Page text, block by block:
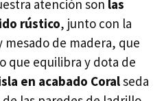
atención son las
rústico, junto con la
mesado de madera, que
que equilibra y dota de
en acabado Coralseda